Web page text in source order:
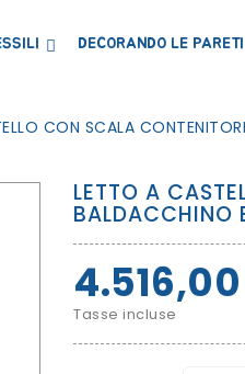
DECORANDO LE PARETI
CON SCALA
LETTO A
BALDACCHINO
Tasse incluse